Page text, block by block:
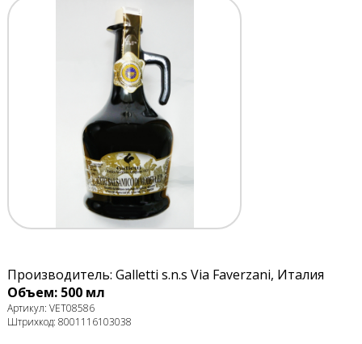
Производитель: Galletti s.n.s Via Faverzani, Италия
Объем: 500 мл
Артикул: VET08586
Штрихкод: 8001116103038